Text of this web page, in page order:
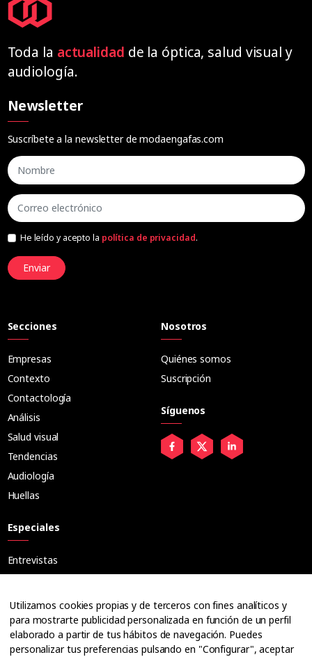
Toda la actualidad de la óptica, salud visual y
audiología.
Newsletter
Suscríbete a la newsletter de modaengafas.com
He leído y acepto la política de privacidad.
Enviar
Secciones
Empresas
Contexto
Contactología
Análisis
Salud visual
Tendencias
Audiología
Huellas
Especiales
Entrevistas
Ópticos
Cuadernos
Guías
Nosotros
Quiénes somos
Suscripción
Síguenos
Utilizamos cookies propias y de terceros con fines analíticos y
para mostrarte publicidad personalizada en función de un perfil
elaborado a partir de tus hábitos de navegación. Puedes
personalizar tus preferencias pulsando en "Configurar", aceptar